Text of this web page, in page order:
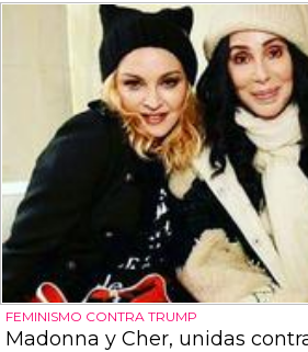
FEMINISMO CONTRA TRUMP
Madonna y Cher, unidas